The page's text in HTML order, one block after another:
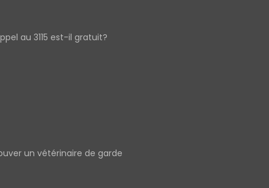
au 3115 est-il gratuit?
un vétérinaire de garde